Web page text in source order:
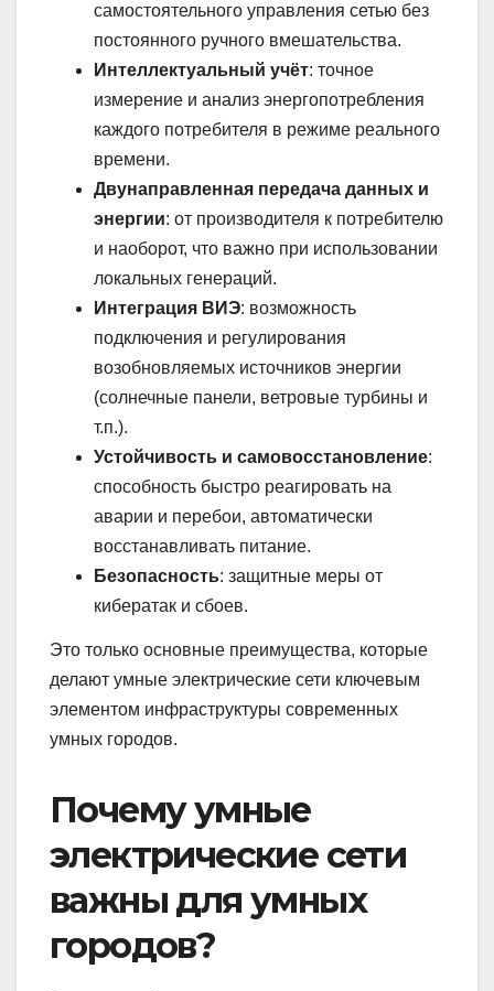
самостоятельного управления сетью без
постоянного ручного вмешательства.
Интеллектуальный учёт: точное
измерение и анализ энергопотребления
каждого потребителя в режиме реального
времени.
Двунаправленная передача данных и
энергии: от производителя к потребителю
и наоборот, что важно при использовании
локальных генераций.
Интеграция ВИЭ: возможность
подключения и регулирования
возобновляемых источников энергии
(солнечные панели, ветровые турбины и
т.п.).
Устойчивость и самовосстановление:
способность быстро реагировать на
аварии и перебои, автоматически
восстанавливать питание.
Безопасность: защитные меры от
кибератак и сбоев.
Это только основные преимущества, которые
делают умные электрические сети ключевым
элементом инфраструктуры современных
умных городов.
Почему умные
электрические сети
важны для умных
городов?